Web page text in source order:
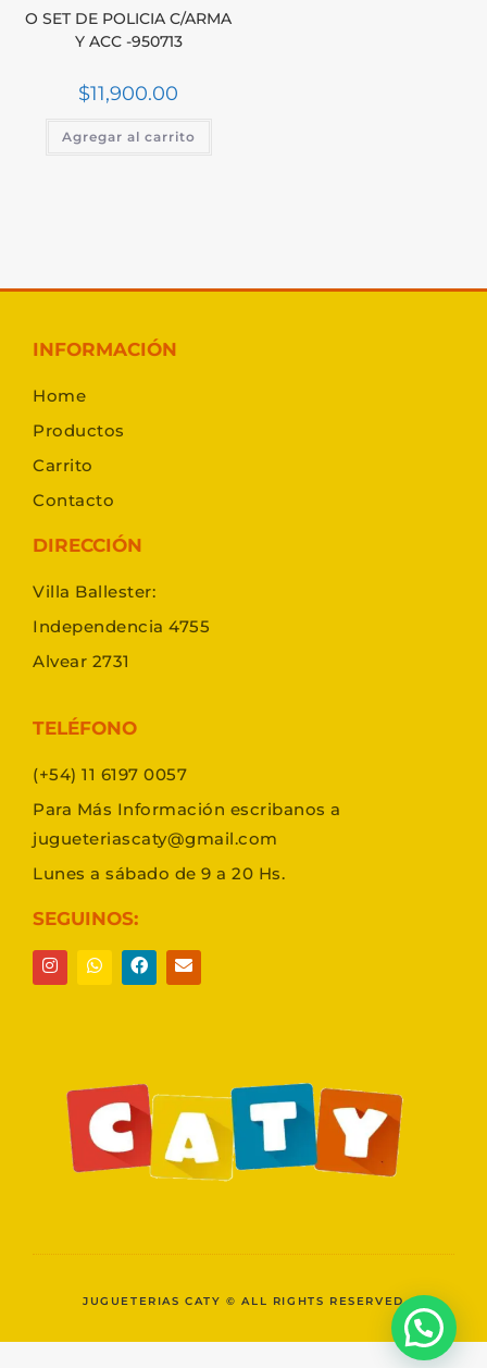
O SET DE POLICIA C/ARMA
Y ACC -950713
$11,900.00
Agregar al carrito
INFORMACIÓN
Home
Productos
Carrito
Contacto
DIRECCIÓN
Villa Ballester:
Independencia 4755
Alvear 2731
TELÉFONO
(+54) 11 6197 0057
Para Más Información escribanos a
jugueteriascaty@gmail.com
Lunes a sábado de 9 a 20 Hs.
SEGUINOS:
JUGUETERIAS CATY © ALL RIGHTS RESERVED